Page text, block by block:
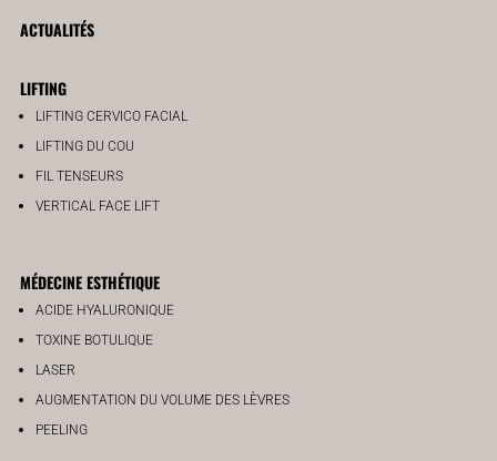
ACTUALITÉS
LIFTING
LIFTING CERVICO FACIAL
LIFTING DU COU
FIL TENSEURS
VERTICAL FACE LIFT
MÉDECINE ESTHÉTIQUE
ACIDE HYALURONIQUE
TOXINE BOTULIQUE
LASER
AUGMENTATION DU VOLUME DES LÈVRES
PEELING